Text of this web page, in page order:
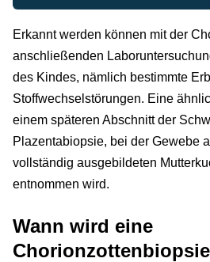
Erkannt werden können mit der
anschließenden
des Kindes, nämlich bestimmte
Stoffwechselstörungen. Eine
einem späteren Abschnitt der
Plazentabiopsie, bei der Gewebe
vollständig ausgebildeten
entnommen wird.
Wann wird eine
Chorionzottenbiopsie